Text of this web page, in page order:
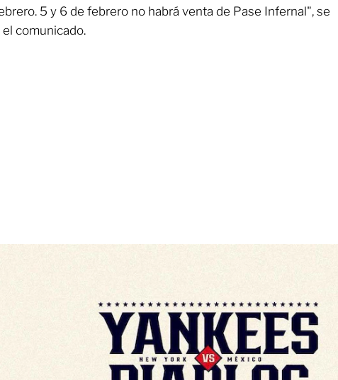
5 y 6 de febrero no habrá venta de Pase Infernal", se
el comunicado.